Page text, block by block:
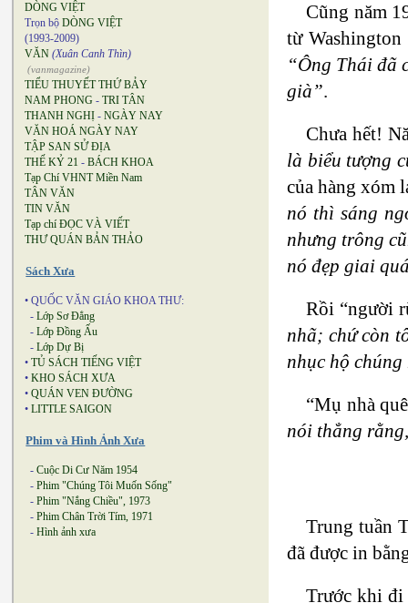
DÒNG VIỆT
Trọn bộ DÒNG VIỆT
(1993-2009)
VĂN (Xuân Canh Thìn)
(vanmagazine)
TIỂU THUYẾT THỨ BẢY
NAM PHONG - TRI TÂN
THANH NGHỊ - NGÀY NAY
VĂN HOÁ NGÀY NAY
TẬP SAN SỬ ĐỊA
THẾ KỶ 21 - BÁCH KHOA
Tạp Chí VHNT Miền Nam
TÂN VĂN
TIN VĂN
Tạp chí ĐỌC VÀ VIẾT
THƯ QUÁN BẢN THẢO
Sách Xưa
• QUỐC VĂN GIÁO KHOA THƯ:
- Lớp Sơ Đẳng
- Lớp Đồng Ấu
- Lớp Dự Bị
• TỦ SÁCH TIẾNG VIỆT
• KHO SÁCH XƯA
• QUÁN VEN ĐƯỜNG
• LITTLE SAIGON
Phim và Hình Ảnh Xưa
- Cuộc Di Cư Năm 1954
- Phim "Chúng Tôi Muốn Sống"
- Phim "Nắng Chiều", 1973
- Phim Chân Trời Tím, 1971
- Hình ảnh xưa
Cũng năm
từ
“Ông Thái đã
già”.
Chưa hết!
là biểu tượng
của hàng xóm
nó thì sáng
nhưng trông
nó đẹp giai
Rồi “người
nhã; chứ còn
nhục hộ chúng
“Mụ nhà
nói thẳng
Trung tuần
đã được in
Trước khi đi